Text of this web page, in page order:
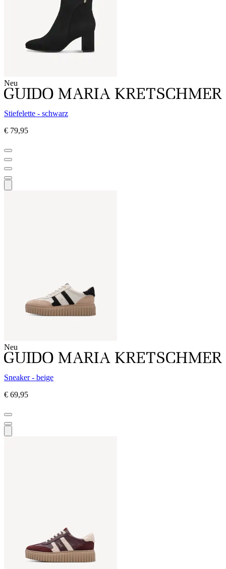
Neu
Stiefelette - schwarz
€ 79,95
Neu
Sneaker - beige
€ 69,95